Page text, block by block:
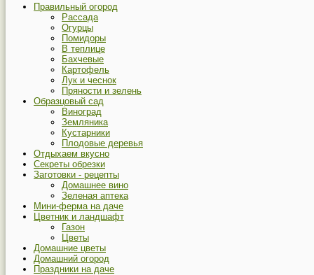
Правильный огород
Рассада
Огурцы
Помидоры
В теплице
Бахчевые
Картофель
Лук и чеснок
Пряности и зелень
Образцовый сад
Виноград
Земляника
Кустарники
Плодовые деревья
Отдыхаем вкусно
Секреты обрезки
Заготовки - рецепты
Домашнее вино
Зеленая аптека
Мини-ферма на даче
Цветник и ландшафт
Газон
Цветы
Домашние цветы
Домашний огород
Праздники на даче